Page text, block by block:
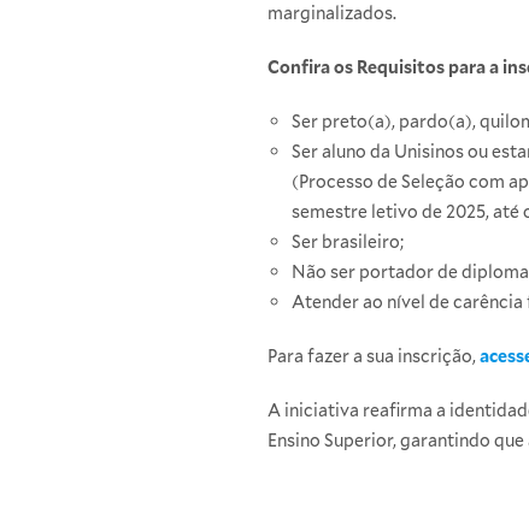
marginalizados.
Confira os Requisitos para a
Ser preto(a), pardo(a),
Ser aluno da Unisinos ou
(Processo de Seleção com
semestre letivo de 2025,
Ser brasileiro;
Não ser portador de
Atender ao nível de
Para fazer a sua inscrição,
A iniciativa reafirma a
Ensino Superior, garantindo